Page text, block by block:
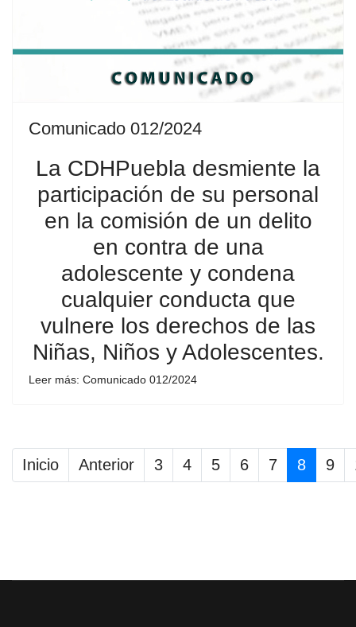
Comunicado 012/2024
La CDHPuebla desmiente la
participación de su personal
en la comisión de un delito
en contra de una
adolescente y condena
cualquier conducta que
vulnere los derechos de las
Niñas, Niños y Adolescentes.
Leer más: Comunicado 012/2024
Inicio Anterior 3 4 5 6 7 8 9